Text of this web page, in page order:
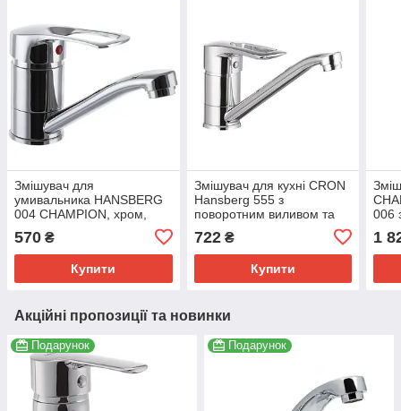
Змішувач для
умивальника HANSBERG
004 CHAMPION, хром,
підвод. (CH0225)
570 ₴
Купити
Змішувач для кухні CRON
Hansberg 555 з
поворотним виливом та
(CR0038)
722₴
Купити
006
1
Акційні пропозиції та новинки
Подарунок Подарунок